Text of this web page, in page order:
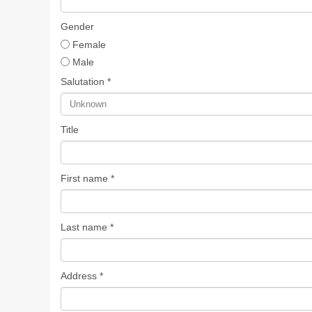
Gender
Female
Male
Salutation *
Title
First name *
Last name *
Address *